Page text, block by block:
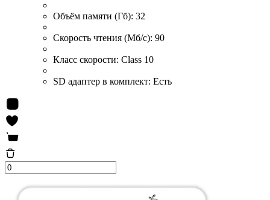
Объём памяти (Гб): 32
Скорость чтения (Мб/с): 90
Класс скорости: Class 10
SD адаптер в комплект: Есть